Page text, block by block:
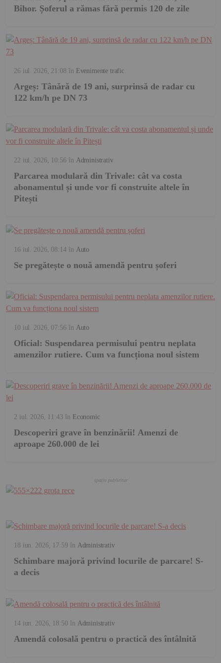
Bihor. Șoferul a rămas fără permis 120 de zile
26 iul. 2026, 21:08 în Evenimente trafic
Argeș: Tânără de 19 ani, surprinsă de radar cu
122 km/h pe DN 73
22 iul. 2026, 10:56 în Administrativ
Parcarea modulară din Trivale: cât va costa
abonamentul și unde vor fi construite altele în
Pitești
16 iul. 2026, 08:14în Auto
Se pregătește o nouă amendă pentru șoferi
10 iul. 2026, 07:56 în Auto
Oficial: Suspendarea permisului pentru neplata
amenzilor rutiere. Cum va funcționa noul sistem
2 iul. 2026, 11:43 în Economic
Descoperiri grave în benzinării! Amenzi de
aproape 260.000 de lei
18 iun. 2026, 17:59 în Administrativ
Schimbare majoră privind locurile de parcare! S-
a decis
14 iun. 2026, 18:50 în Administrativ
Amendă colosală pentru o practică des întâlnită